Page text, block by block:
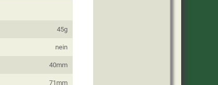
45g
nein
40mm
71mm